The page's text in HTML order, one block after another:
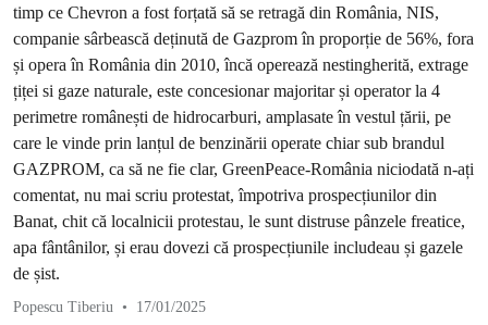
timp ce Chevron a fost forțată să se retragă din România, NIS,
companie sârbească deținută de Gazprom în proporție de 56%, fora
și opera în România din 2010, încă operează nestingherită, extrage
țiței si gaze naturale, este concesionar majoritar și operator la 4
perimetre românești de hidrocarburi, amplasate în vestul țării, pe
care le vinde prin lanțul de benzinării operate chiar sub brandul
GAZPROM, ca să ne fie clar, GreenPeace-România niciodată n-ați
comentat, nu mai scriu protestat, împotriva prospecțiunilor din
Banat, chit că localnicii protestau, le sunt distruse pânzele freatice,
apa fântânilor, și erau dovezi că prospecțiunile includeau și gazele
de șist.
Popescu Tiberiu 17/01/2025